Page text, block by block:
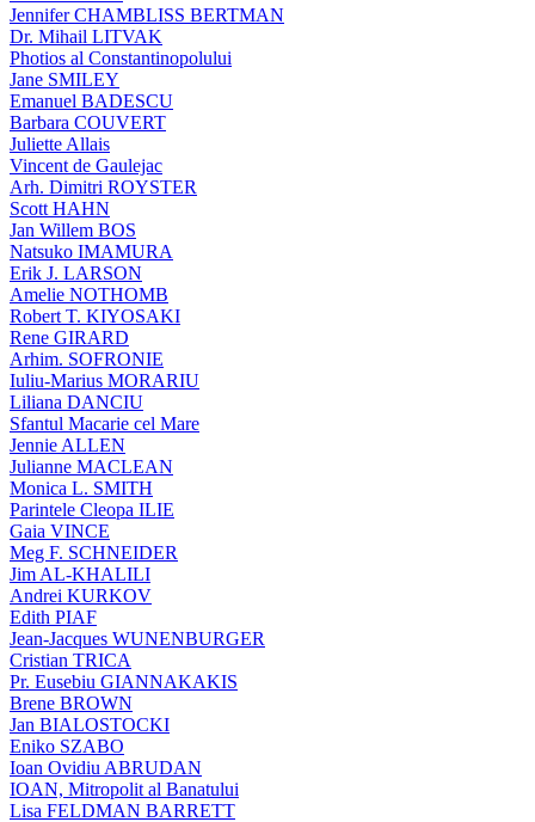
Jennifer CHAMBLISS BERTMAN
Dr. Mihail LITVAK
Photios al Constantinopolului
Jane SMILEY
Emanuel BADESCU
Barbara COUVERT
Juliette Allais
Vincent de Gaulejac
Arh. Dimitri ROYSTER
Scott HAHN
Jan Willem BOS
Natsuko IMAMURA
Erik J. LARSON
Amelie NOTHOMB
Robert T. KIYOSAKI
Rene GIRARD
Arhim. SOFRONIE
Iuliu-Marius MORARIU
Liliana DANCIU
Sfantul Macarie cel Mare
Jennie ALLEN
Julianne MACLEAN
Monica L. SMITH
Parintele Cleopa ILIE
Gaia VINCE
Meg F. SCHNEIDER
Jim AL-KHALILI
Andrei KURKOV
Edith PIAF
Jean-Jacques WUNENBURGER
Cristian TRICA
Pr. Eusebiu GIANNAKAKIS
Brene BROWN
Jan BIALOSTOCKI
Eniko SZABO
Ioan Ovidiu ABRUDAN
IOAN, Mitropolit al Banatului
Lisa FELDMAN BARRETT